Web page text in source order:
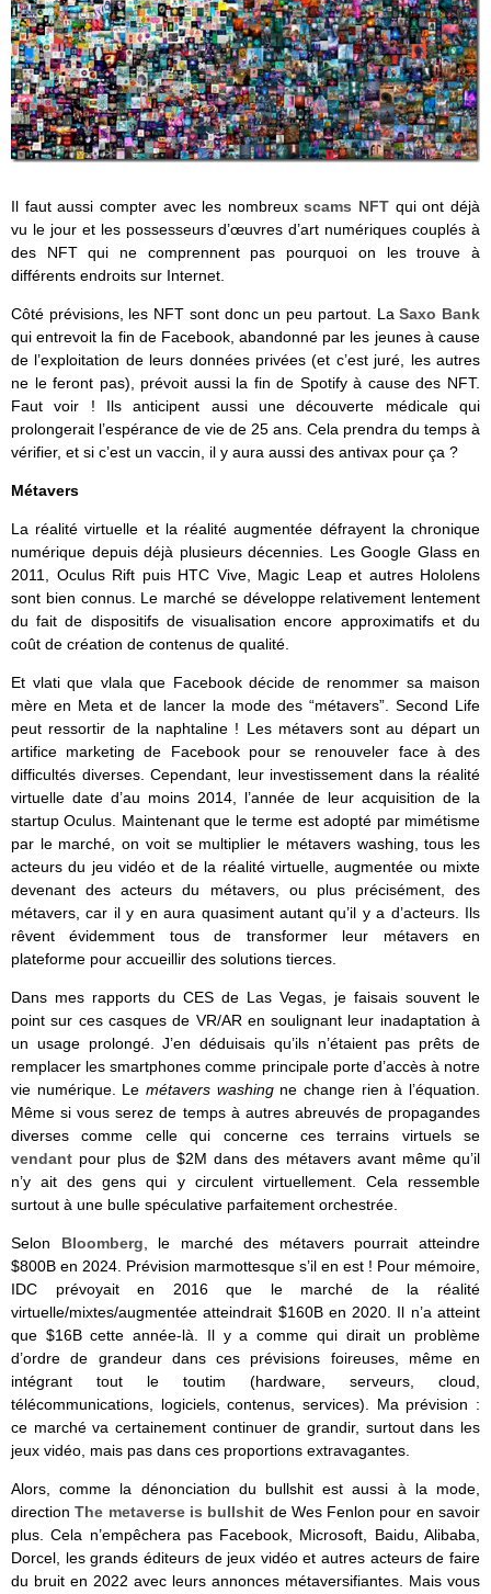
Il faut aussi compter avec les nombreuxscams NFT qui ont déjà
vu le jour et les possesseurs d’œuvres d’art numériques couplés à
des NFT qui ne comprennent pas pourquoi on les trouve à
différents endroits sur Internet.
Côté prévisions, les NFT sont donc un peu partout. LaSaxo Bank
qui entrevoit la fin de Facebook, abandonné par les jeunes à cause
de l’exploitation de leurs données privées (et c’est juré, les autres
ne le feront pas), prévoit aussi la fin de Spotify à cause des NFT.
Faut voir ! Ils anticipent aussi une découverte médicale qui
prolongerait l’espérance de vie de 25 ans. Cela prendra du temps à
vérifier, et si c’est un vaccin, il y aura aussi des antivax pour ça ?
Métavers
La réalité virtuelle et la réalité augmentée défrayent la chronique
numérique depuis déjà plusieurs décennies. Les Google Glass en
2011, Oculus Rift puis HTC Vive, Magic Leap et autres Hololens
sont bien connus. Le marché se développe relativement lentement
du fait de dispositifs de visualisation encore approximatifs et du
coût de création de contenus de qualité.
Et vlati que vlala que Facebook décide de renommer sa maison
mère en Meta et de lancer la mode des “métavers”. Second Life
peut ressortir de la naphtaline ! Les métavers sont au départ un
artifice marketing de Facebook pour se renouveler face à des
difficultés diverses. Cependant, leur investissement dans la réalité
virtuelle date d’au moins 2014, l’année de leur acquisition de la
startup Oculus. Maintenant que le terme est adopté par mimétisme
par le marché, on voit se multiplier le métavers washing, tous les
acteurs du jeu vidéo et de la réalité virtuelle, augmentée ou mixte
devenant des acteurs du métavers, ou plus précisément, des
métavers, car il y en aura quasiment autant qu’il y a d’acteurs. Ils
rêvent évidemment tous de transformer leur métavers en
plateforme pour accueillir des solutions tierces.
Dans mes rapports du CES de Las Vegas, je faisais souvent le
point sur ces casques de VR/AR en soulignant leur inadaptation à
un usage prolongé. J’en déduisais qu’ils n’étaient pas prêts de
remplacer les smartphones comme principale porte d’accès à notre
vie numérique. Le métavers washing ne change rien à l’équation.
Même si vous serez de temps à autres abreuvés de propagandes
diverses comme celle qui concerne ces terrains virtuels se
vendant pour plus de $2M dans des métavers avant même qu’il
n’y ait des gens qui y circulent virtuellement. Cela ressemble
surtout à une bulle spéculative parfaitement orchestrée.
Selon Bloomberg, le marché des métavers pourrait atteindre
$800B en 2024. Prévision marmottesque s’il en est ! Pour mémoire,
IDC prévoyait en 2016 que le marché de la réalité
virtuelle/mixtes/augmentée atteindrait $160B en 2020. Il n’a atteint
que $16B cette année-là. Il y a comme qui dirait un problème
d’ordre de grandeur dans ces prévisions foireuses, même en
intégrant tout le toutim (hardware, serveurs, cloud,
télécommunications, logiciels, contenus, services). Ma prévision :
ce marché va certainement continuer de grandir, surtout dans les
jeux vidéo, mais pas dans ces proportions extravagantes.
Alors, comme la dénonciation du bullshit est aussi à la mode,
directionThe metaverse is bullshit de Wes Fenlon pour en savoir
plus. Cela n’empêchera pas Facebook, Microsoft, Baidu, Alibaba,
Dorcel, les grands éditeurs de jeux vidéo et autres acteurs de faire
du bruit en 2022 avec leurs annonces métaversifiantes. Mais vous